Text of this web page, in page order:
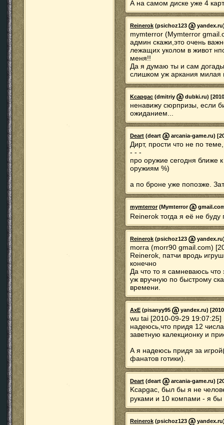
А на самом диске уже 4
Reinerok (psichoz123
mymterror (Mymterror
админ скажи,это очень
лежащих уколом в живот
меня!!
Да я думаю ты и сам
слишком уж аркания милая
Kcapgac (dmitriy dubki.ru)
ненавижу сюрпризы, если
ожиданием...
Deart (deart arcania-game.ru)
Дирт, прости что не по
- - -
про оружие сегодня ближе
оружиям %)
а по броне уже попозже.
mymterror(Mymterror
Reinerok тогда я её не буду
Reinerok (psichoz123
morra (morr90 gmail.com)
Reinerok, патчи вродь
конечно
Да что то я самневаюсь
уж вручную по быстрому
времени.
AxE (pisanyy95 yandex.ru)
wu tai [2010-09-29 19:07:25]
надеюсь,что придя 12
заветную калекционку и
А я надеюсь придя за
фанатов готики).
Deart (deart arcania-game.ru)
Kcapgac, был бы я не
руками и 10 компами - я бы
Reinerok (psichoz123